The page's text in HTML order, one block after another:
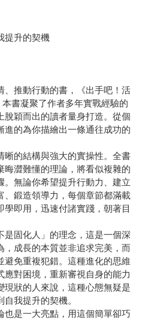
提升的契機
、推動行動的書，《出手吧！活
書凝聚了作者多年實戰經驗的
穎而出的讀者量身打造。從個
進的為你描繪出一條通往成功的
晰的結構與強大的實操性。全書
晦澀難懂的理論，將看似複雜的
。無論你希望提升行動力、建立
、鍛造領導力，每個章節都滿載
即用，迅速付諸實踐，朝著目
固化人」的理念，這是一個深
，成長的本質並非追求完美，而
避免重複犯錯。這種進化的思維
對困境，重新審視自身的能力
狀的人來說，這種心態無疑是
我提升的契機。
是一大亮點，用這個簡單卻巧